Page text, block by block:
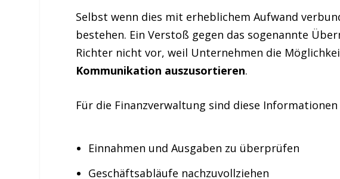
Selbst wenn dies mit erheblichem Aufwand
bestehen. Ein Verstoß gegen das sogenannte
Richter nicht vor, weil Unternehmen die
Kommunikation auszusortieren.
Für die Finanzverwaltung sind diese
Einnahmen und Ausgaben zu überprüfen
Geschäftsabläufe nachzuvollziehen